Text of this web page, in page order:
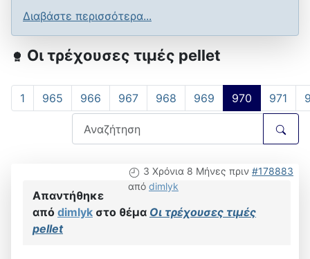
Διαβάστε περισσότερα...
Οι τρέχουσες τιμές pellet
1 965 966 967 968 969 970 971
3 Χρόνια 8 Μήνες πριν #178883
από dimlyk
Απαντήθηκε
από dimlyk στο θέμα Οι τρέχουσες τιμές
pellet